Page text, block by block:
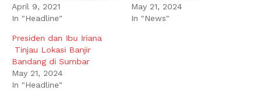
April 9, 2021
In "Headline"
May 21, 2024
In "News"
Presiden dan Ibu Iriana
Tinjau Lokasi Banjir
Bandang di Sumbar
May 21, 2024
In "Headline"